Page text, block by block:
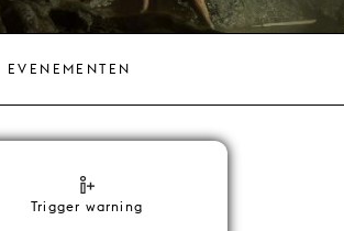
EVENEMENTEN
Trigger warning